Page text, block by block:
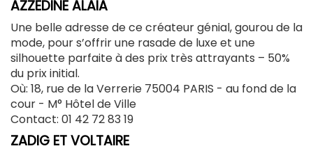
AZZEDINE ALAIA
Une belle adresse de ce créateur génial, gourou de la
mode, pour s’offrir une rasade de luxe et une
silhouette parfaite à des prix très attrayants – 50%
du prix initial.
Où: 18, rue de la Verrerie 75004 PARIS - au fond de la
cour - M° Hôtel de Ville
Contact: 01 42 72 83 19
ZADIG ET VOLTAIRE